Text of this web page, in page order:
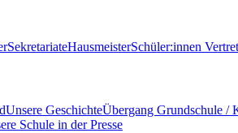
SekretariateHausmeisterSchüler:innen
Unsere GeschichteÜbergang Grundschule /
Schule in der Presse